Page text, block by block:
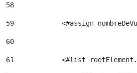
58
59
<#assign
60
61
<#list